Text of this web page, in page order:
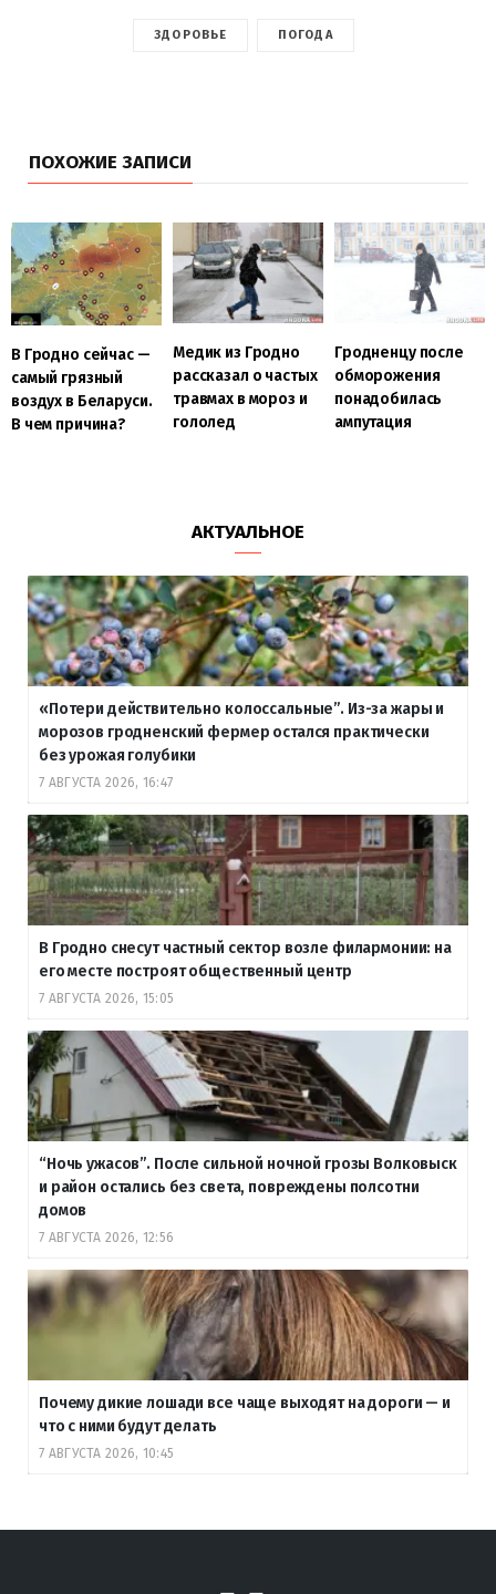
ЗДОРОВЬЕ ПОГОДА
ПОХОЖИЕ ЗАПИСИ
В Гродно сейчас —
самый грязный
воздух в Беларуси.
В чем причина?
Медик из Гродно
рассказал о частых
травмах в мороз и
гололед
Гродненцу после
обморожения
понадобилась
ампутация
АКТУАЛЬНОЕ
«Потери действительно колоссальные”. Из-за жары и
морозов гродненский фермер остался практически
без урожая голубики
7 АВГУСТА 2026, 16:47
В Гродно снесут частный сектор возле филармонии: на
его месте построят общественный центр
7 АВГУСТА 2026, 15:05
“Ночь ужасов”. После сильной ночной грозы Волковыск
и район остались без света, повреждены полсотни
домов
7 АВГУСТА 2026, 12:56
Почему дикие лошади все чаще выходят на дороги — и
что с ними будут делать
7 АВГУСТА 2026, 10:45